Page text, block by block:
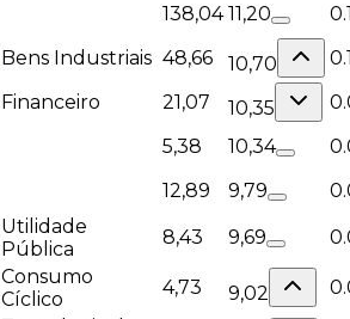
138,04 11,20
Bens Industriais 48,66 10,70
Financeiro 21,07 10,35
5,38 10,34
12,89 9,79
Utilidade
Pública
8,43 9,69
Consumo
Cíclico
4,73 9,02